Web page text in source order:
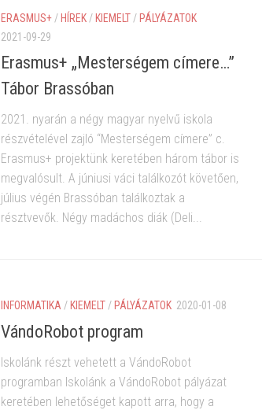
ERASMUS+ / HÍREK / KIEMELT / PÁLYÁZATOK
2021-09-29
Erasmus+ „Mesterségem címere…”
Tábor Brassóban
2021. nyarán a négy magyar nyelvű iskola
részvételével zajló “Mesterségem címere” c.
Erasmus+ projektünk keretében három tábor is
megvalósult. A júniusi váci találkozót követően,
július végén Brassóban találkoztak a
résztvevők. Négy madáchos diák (Deli...
INFORMATIKA / KIEMELT/ PÁLYÁZATOK 2020-01-08
VándoRobot program
Iskolánk részt vehetett a VándoRobot
programban Iskolánk a VándoRobot pályázat
keretében lehetőséget kapott arra, hogy a